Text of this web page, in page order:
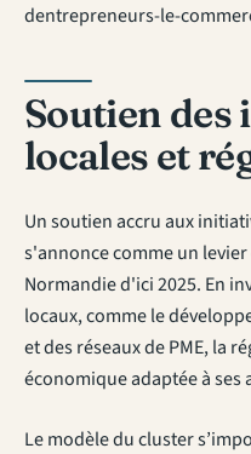
dentrepreneurs-le-
Soutien
locales et
Un soutien accru aux
s'annonce comme un
Normandie d'ici 2025. En
locaux, comme le
et des réseaux de PME, la
économique adaptée à ses
Le modèle du cluster